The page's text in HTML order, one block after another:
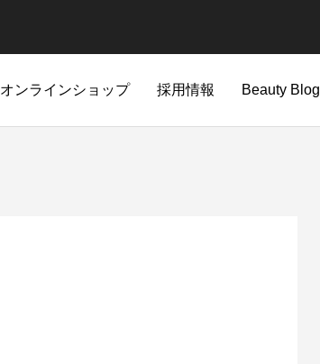
オンラインショップ 採用情報 Beauty Blog